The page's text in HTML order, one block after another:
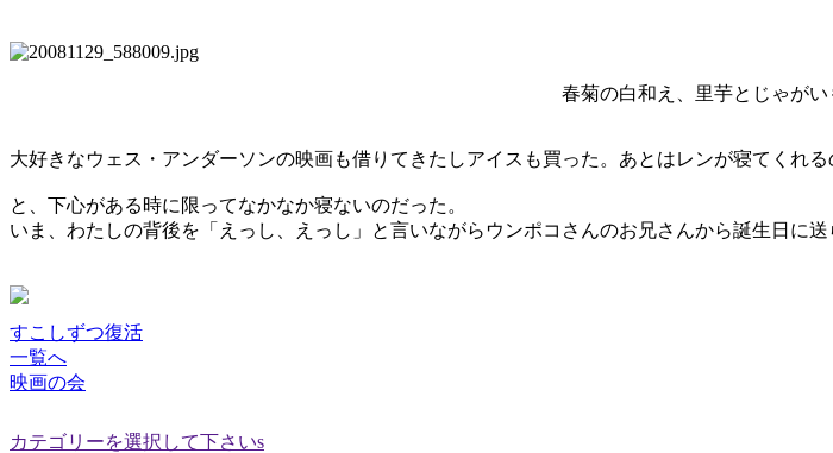
春菊の白和え、里芋とじゃがい
大好きなウェス・アンダーソンの映画も借りてきたしアイスも買った。あとはレンが寝てくれる
と、下心がある時に限ってなかなか寝ないのだった。
いま、わたしの背後を「えっし、えっし」と言いながらウンポコさんのお兄さんから誕生日に
すこしずつ復活
一覧へ
映画の会
カテゴリーを選択して下さいs